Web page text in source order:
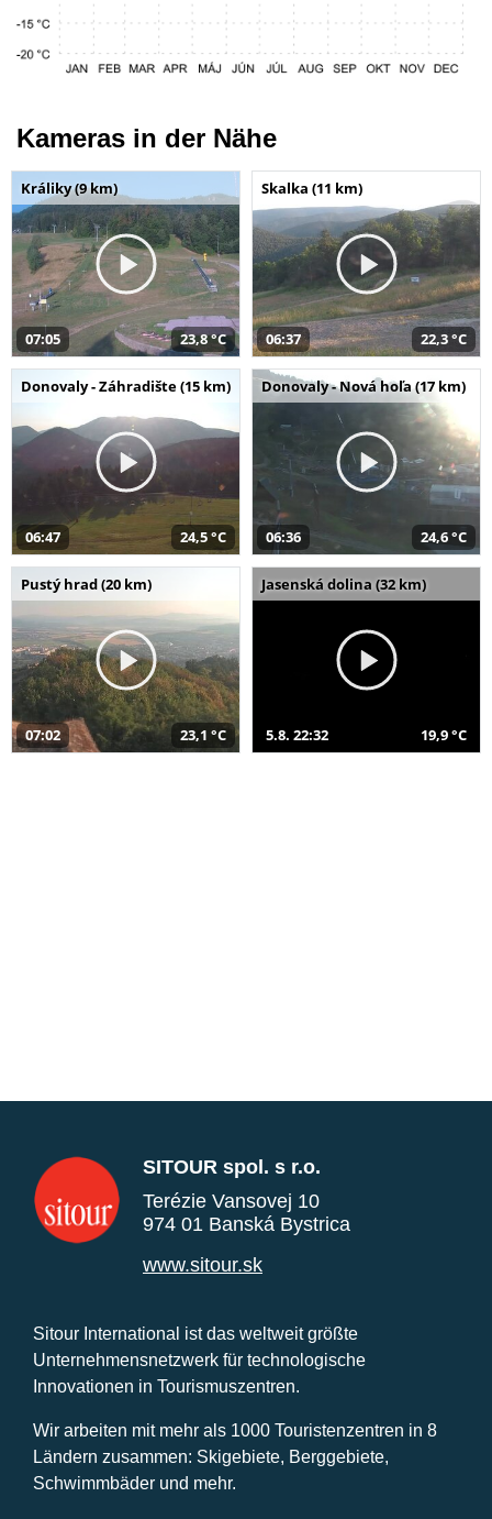
Kameras in der Nähe
Králiky (9 km)
07:05 23,8 °C
Skalka (11 km)
06:37 22,3 °C
Donovaly - Záhradište (15 km)
06:47 24,5 °C
Donovaly - Nová hoľa (17 km)
06:36 24,6 °C
Pustý hrad (20 km)
07:02 23,1 °C
Jasenská dolina (32 km)
5.8. 22:32 19,9 °C
SITOUR spol. s r.o.
Terézie Vansovej 10
974 01 Banská Bystrica
www.sitour.sk
Sitour International ist das weltweit größte
Unternehmensnetzwerk für technologische
Innovationen in Tourismuszentren.
Wir arbeiten mit mehr als 1000 Touristenzentren in 8
Ländern zusammen: Skigebiete, Berggebiete,
Schwimmbäder und mehr.